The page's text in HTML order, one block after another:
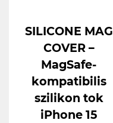
SILICONE MAG
COVER –
MagSafe-
kompatibilis
szilikon tok
iPhone 15